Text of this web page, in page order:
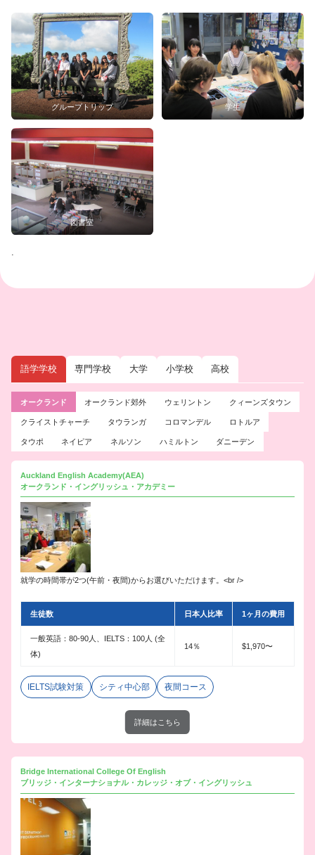
グループトリップ 学生
図書室
.
語学学校 専門学校 大学 小学校 高校
オークランド オークランド郊外 ウェリントン クィーンズタウン
クライストチャーチ タウランガ コロマンデル ロトルア
タウポ ネイピア ネルソン ハミルトン ダニーデン
Auckland English Academy(AEA)
オークランド・イングリッシュ・アカデミー
就学の時間帯が2つ(午前・夜間)からお選びいただけます。<br />
生徒数 日本人比率 1ヶ月の費用
一般英語：80-90人、IELTS：100人 (全
体)
14％ $1,970〜
IELTS試験対策 シティ中心部 夜間コース
詳細はこちら
Bridge International College Of English
ブリッジ・インターナショナル・カレッジ・オブ・イングリッシュ